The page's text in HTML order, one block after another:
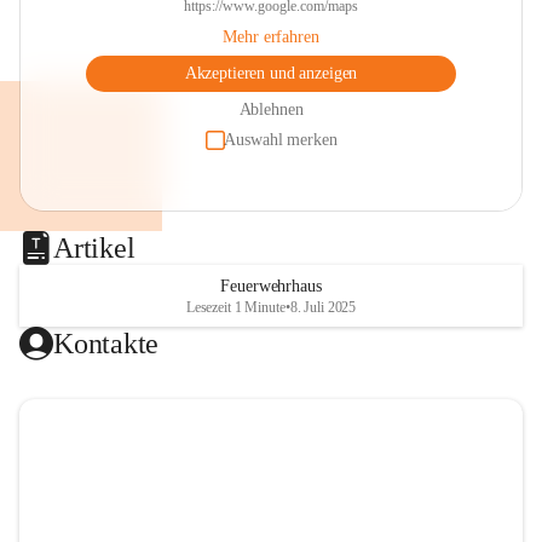
https://www.google.com/maps
Mehr erfahren
Akzeptieren und anzeigen
Ablehnen
Auswahl merken
Artikel
Feuerwehrhaus
Lesezeit 1 Minute•8. Juli 2025
Kontakte